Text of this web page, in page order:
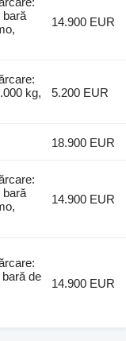
bară
14.900 EUR
kg,
5.200 EUR
18.900 EUR
bară
14.900 EUR
de
14.900 EUR